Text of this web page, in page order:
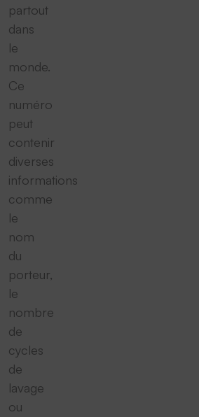
partout
dans
le
monde.
Ce
numéro
peut
contenir
diverses
informations
comme
le
nom
du
porteur,
le
nombre
de
cycles
de
lavage
ou